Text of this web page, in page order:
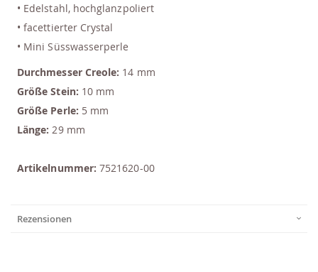
• Edelstahl, hochglanzpoliert
• facettierter Crystal
• Mini Süsswasserperle
Durchmesser Creole: 14 mm
Größe Stein: 10 mm
Größe Perle: 5 mm
Länge: 29 mm
Artikelnummer: 7521620-00
Rezensionen